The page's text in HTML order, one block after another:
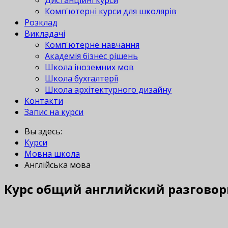
Комп'ютерні курси для школярів
Розклад
Викладачі
Комп'ютерне навчання
Академія бізнес рішень
Школа іноземних мов
Школа бухгалтерії
Школа архітектурного дизайну
Контакти
Запис на курси
Вы здесь:
Курси
Мовна школа
Англійська мова
Курс общий английский